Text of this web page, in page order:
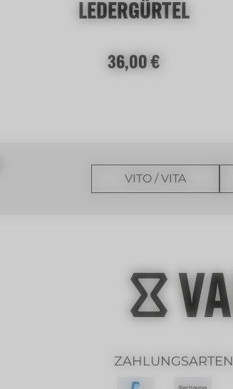
LEDERGÜRTEL
Regulärer Preis:
36,00 €
VITO / VITA
ZAHLUNGSARTEN